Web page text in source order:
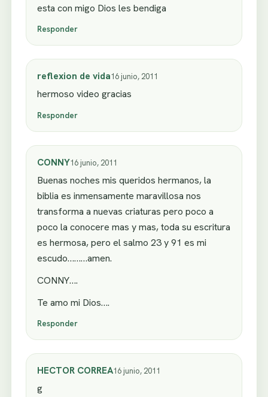
esta con migo Dios les bendiga
Responder
reflexion de vida16 junio, 2011
hermoso video gracias
Responder
CONNY16 junio, 2011
Buenas noches mis queridos hermanos, la
biblia es inmensamente maravillosa nos
transforma a nuevas criaturas pero poco a
poco la conocere mas y mas, toda su escritura
es hermosa, pero el salmo 23 y 91 es mi
escudo………amen.
CONNY….
Te amo mi Dios….
Responder
HECTOR CORREA16 junio, 2011
g